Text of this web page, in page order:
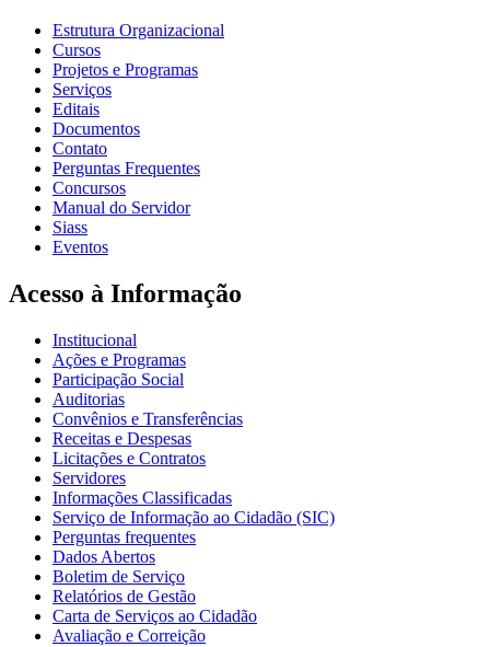
Estrutura Organizacional
Cursos
Projetos e Programas
Serviços
Editais
Documentos
Contato
Perguntas Frequentes
Concursos
Manual do Servidor
Siass
Eventos
Acesso à Informação
Institucional
Ações e Programas
Participação Social
Auditorias
Convênios e Transferências
Receitas e Despesas
Licitações e Contratos
Servidores
Informações Classificadas
Serviço de Informação ao Cidadão (SIC)
Perguntas frequentes
Dados Abertos
Boletim de Serviço
Relatórios de Gestão
Carta de Serviços ao Cidadão
Avaliação e Correição